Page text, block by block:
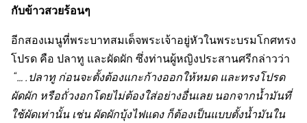
กับข้าวสวยร้อนๆ
อีกสองเมนูที่พระบาทสมเด็จพระเจ้าอยู่หัวในพระบรมโกศทรง
โปรด คือ ปลาทู และผัดผัก ซึ่งท่านผู้หญิงประสานศรีกล่าวว่า
“….ปลาทู ก่อนจะตั้งต้องแกะก้างออกให้หมด และทรงโปรด
ผัดผัก หรือถั่วงอกโดยไม่ต้องใส่อย่างอื่นเลย นอกจากน้ำมันที่
ใช้ผัดเท่านั้น เช่น ผัดผักบุ้งไฟแดง ก็ต้องเป็นแบบตั้งน้ำมันใน